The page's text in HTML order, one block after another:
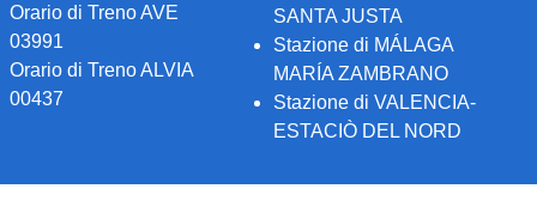
Orario di Treno AVE
03991
Orario di Treno ALVIA
00437
SANTA JUSTA
Stazione di MÁLAGA
MARÍA ZAMBRANO
Stazione di VALENCIA-
ESTACIÒ DEL NORD